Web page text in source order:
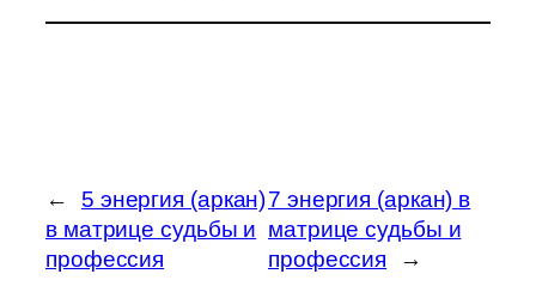
←
5 энергия (аркан)
в матрице судьбы и
профессия
7 энергия (аркан) в
матрице судьбы и
профессия
→